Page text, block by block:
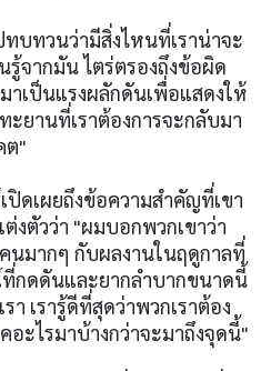
บทวนว่ามีสิ่งไหนที่เราน่าจะ
รู้จากมัน ไตร่ตรองถึงข้อผิด
เป็นแรงผลักดันเพื่อแสดงให้
ยานที่เราต้องการจะกลับมา
ต"
ปิดเผยถึงข้อความสำคัญที่เขา
งตัวว่า "ผมบอกพวกเขาว่า
นมากๆ กับผลงานในฤดูกาลที่
กดดันและยากลำบากขนาดนี้
า เรารู้ดีที่สุดว่าพวกเราต้อง
ะไรมาบ้างกว่าจะมาถึงจุดนี้"